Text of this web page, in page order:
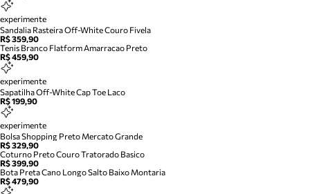
experimente
Sandalia Rasteira Off-White Couro Fivela
R$ 359,90
Tenis Branco Flatform Amarracao Preto
R$ 459,90
experimente
Sapatilha Off-White Cap Toe Laco
R$ 199,90
experimente
Bolsa Shopping Preto Mercato Grande
R$ 329,90
Coturno Preto Couro Tratorado Basico
R$ 399,90
Bota Preta Cano Longo Salto Baixo Montaria
R$ 479,90